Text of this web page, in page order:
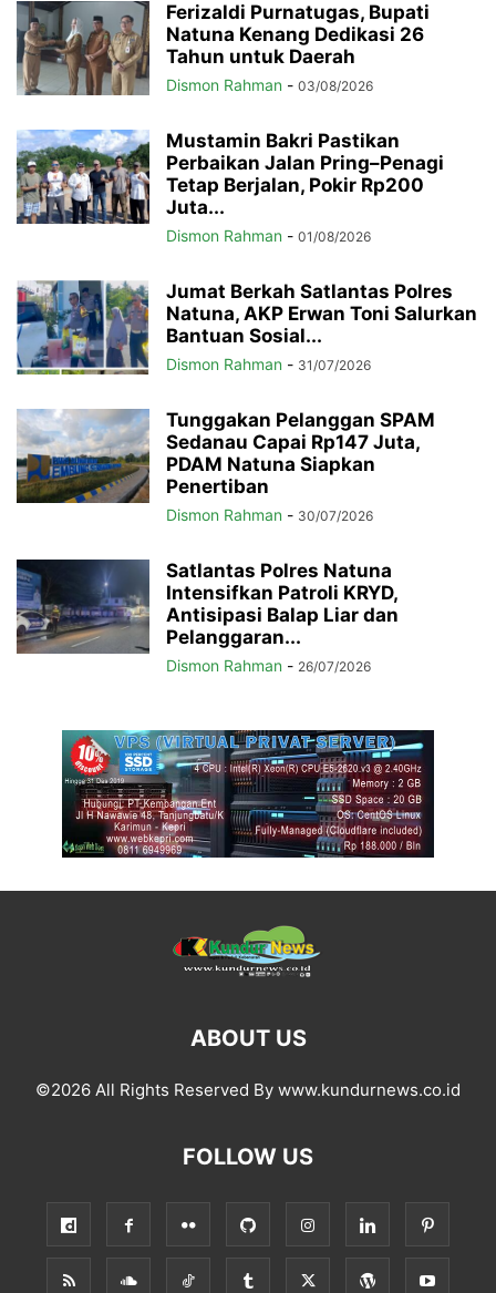
Ferizaldi Purnatugas, Bupati
Natuna Kenang Dedikasi 26
Tahun untuk Daerah
Dismon Rahman - 03/08/2026
Mustamin Bakri Pastikan
Perbaikan Jalan Pring–Penagi
Tetap Berjalan, Pokir Rp200
Juta...
Dismon Rahman - 01/08/2026
Jumat Berkah Satlantas Polres
Natuna, AKP Erwan Toni Salurkan
Bantuan Sosial...
Dismon Rahman - 31/07/2026
Tunggakan Pelanggan SPAM
Sedanau Capai Rp147 Juta,
PDAM Natuna Siapkan
Penertiban
Dismon Rahman - 30/07/2026
Satlantas Polres Natuna
Intensifkan Patroli KRYD,
Antisipasi Balap Liar dan
Pelanggaran...
Dismon Rahman - 26/07/2026
ABOUT US
©2026 All Rights Reserved By www.kundurnews.co.id
FOLLOW US